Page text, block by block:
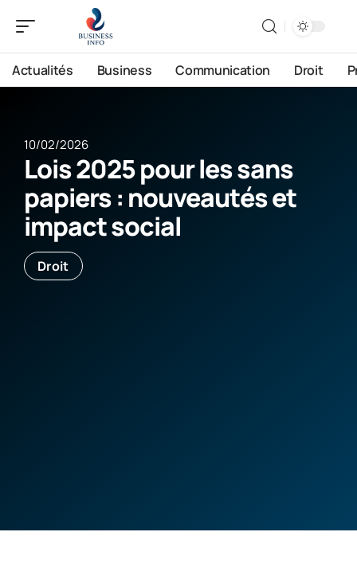
Actualités Business Communication Droit
10/02/2026
Lois 2025 pour les sans
papiers : nouveautés et
impact social
Droit